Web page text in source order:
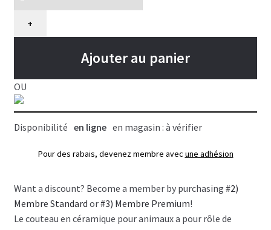
céramique
pour
tondeuse
professionnelle,
Andis
+
Ajouter au panier
OU
Disponibilité en ligne en magasin : à vérifier
Pour des rabais, devenez membre avec une adhésion
Want a discount? Become a member by purchasing #2)
Membre Standard or#3) Membre Premium!
Le couteau en céramique pour animaux a pour rôle de